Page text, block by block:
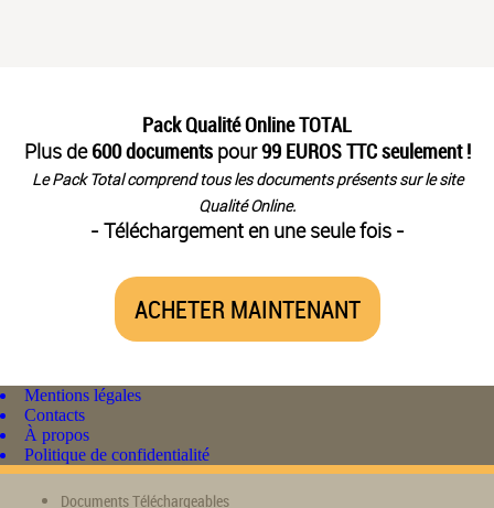
Pack Qualité Online TOTAL
Plus de600 documentspour99 EUROS TTC seulement !
Le Pack Total comprend tous les documents présents sur le site
Qualité Online.
- Téléchargement en une seule fois -
ACHETER MAINTENANT
Mentions légales
Contacts
À propos
Politique de confidentialité
Documents Téléchargeables